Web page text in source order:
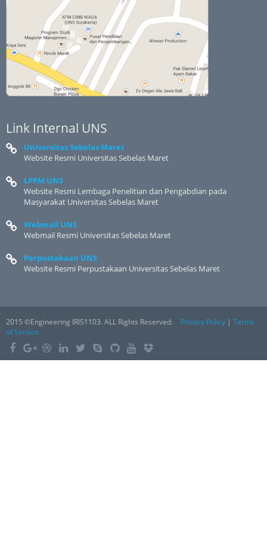
Link Internal UNS
Universitas Sebelas Maret
Website Resmi Universitas Sebelas Maret
LPPM UNS
Website Resmi Lembaga Penelitian dan Pengabdian pada
Masyarakat Universitas Sebelas Maret
Webmail UNS
Webmail Resmi Universitas Sebelas Maret
Perpustakaan UNS
Website Resmi Perpustakaan Universitas Sebelas Maret
2015 ©Engineering IRIS1103. ALL Rights Reserved. Privacy Policy | Terms
of Service